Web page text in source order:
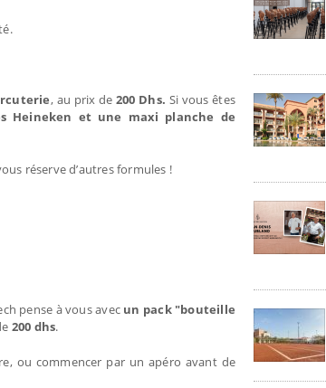
, au prix de200 Dhs. Si vous êtes
Heineken et une maxi planche de
réserve d’autres formules !
pense à vous avec un pack "bouteille
200 dhs.
ou commencer par un apéro avant de